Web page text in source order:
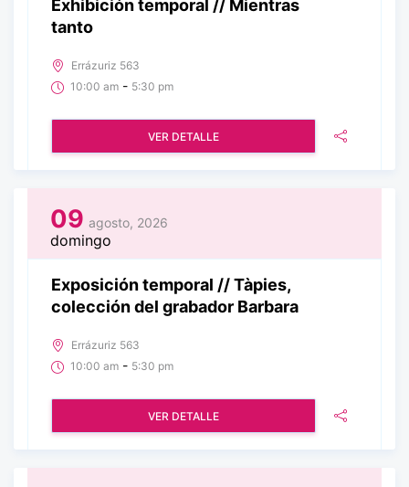
Exhibición temporal // Mientras
tanto
Errázuriz 563
10:00 am - 5:30 pm
VER DETALLE
09 agosto, 2026
domingo
Exposición temporal // Tàpies,
colección del grabador Barbara
Errázuriz 563
10:00 am - 5:30 pm
VER DETALLE